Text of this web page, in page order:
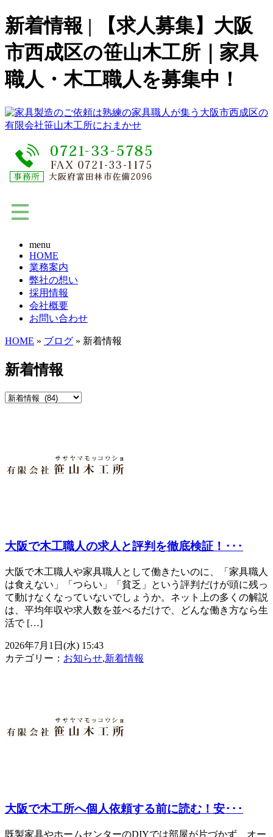
新着情報 | 【求人募集】大阪
市西成区の笹山木工所｜家具
職人・木工職人を募集中！
menu
HOME
業務案内
弊社の想い
採用情報
会社概要
お問い合わせ
HOME » ブログ » 新着情報
新着情報
大阪で木工職人の求人と評判を徹底検証！･･･
大阪で木工職人や家具職人として働きたいのに、「家具職人
は食えない」「つらい」「貧乏」という評判だけが頭に残っ
て動けなくなっていないでしょうか。ネット上の多くの解説
は、平均年収や求人数を並べるだけで、どんな働き方なら生
活で […]
2026年7月1日(水) 15:43
カテゴリー： お知らせ,新着情報
大阪で木工所へ個人依頼する前に読む！安･･･
既製家具やホームセンターのDIYでは部屋が片づかず、オー